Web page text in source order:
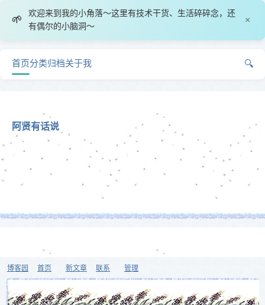
🌱
欢迎来到我的小角落～这里有技术干货、生活碎碎念，还
有偶尔的小脑洞～
×
首页 分类归档关于我 🔍
阿贤有话说
博客园 首页 新文章 联系 管理